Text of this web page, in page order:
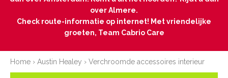
over Almere.
Check route-informatie op internet! Met vriendelijke
groeten, Team Cabrio Care
Home › Austin Healey › Verchroomde accessoires interieur